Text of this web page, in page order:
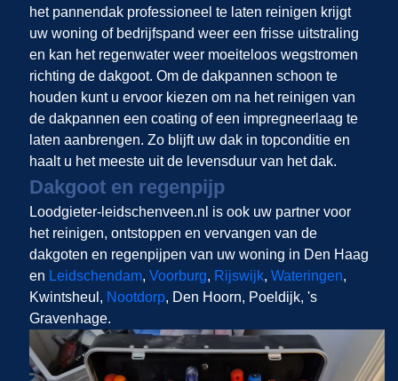
het pannendak professioneel te laten reinigen krijgt
uw woning of bedrijfspand weer een frisse uitstraling
en kan het regenwater weer moeiteloos wegstromen
richting de dakgoot. Om de dakpannen schoon te
houden kunt u ervoor kiezen om na het reinigen van
de dakpannen een coating of een impregneerlaag te
laten aanbrengen. Zo blijft uw dak in topconditie en
haalt u het meeste uit de levensduur van het dak.
Dakgoot en regenpijp
Loodgieter-leidschenveen.nl is ook uw partner voor
het reinigen, ontstoppen en vervangen van de
dakgoten en regenpijpen van uw woning in Den Haag
en Leidschendam, Voorburg, Rijswijk, Wateringen,
Kwintsheul, Nootdorp, Den Hoorn, Poeldijk, 's
Gravenhage.